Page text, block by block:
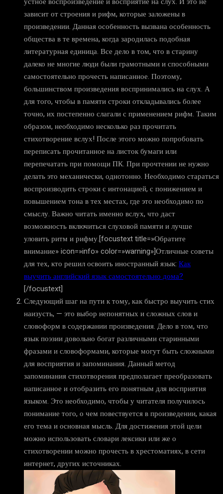
зависит от строения и рифм, которые заложены в
произведении. Данная особенность вызвана особенность
общества в те времена, когда зародилась подобная
литературная единица. Все дело в том, что в старину
далеко не многие люди были грамотными и способными
самостоятельно прочесть написанное. Поэтому,
большинством произведения воспринимались на слух. А
для того, чтобы в памяти строки откладывались более
точно, их постепенно слагали с применением рифм. Таким
образом, необходимо несколько раз прочитать
стихотворение вслух! После этого можно попробовать
переписать прочитанное на листок бумаги или
перепечатать при помощи ПК. При прочтении не нужно
делать это механически, однотонно. Необходимо стараться
воспроизводить строки с интонацией, с понижением и
повышением тона в тех местах, где это необходимо по
смыслу. Важно читать именно вслух, что даст
возможность включиться слуховой памяти и лучше
уловить ритм и рифму.[focustext title=»Обратите
внимание» icon=»info» color=»warning»]Отличные советы
для тех, кто решил освоить иностранный язык: Как
выучить английский язык самостоятельно дома?
[/focustext]
Следующий шаг на пути к тому, как быстро выучить стих
наизусть, — это выбор непонятных и сложных слов и
словоформ в содержании произведения. Дело в том, что
язык поэзии довольно богат различными старинными
фразами и словоформами, которые могут быть сложными
для восприятия и запоминания. Данный метод
запоминания стихотворения предполагает преобразовать
написанное и отобразить его понятным для восприятия
языком. Это необходимо, чтобы у читателя получилось
понимание того, о чем повествуется в произведении, какая
его тема и основная мысль. Для достижения этой цели
можно использовать словари лексики или же о
стихотворении можно прочесть в хрестоматиях, в сети
интернет, других источниках.